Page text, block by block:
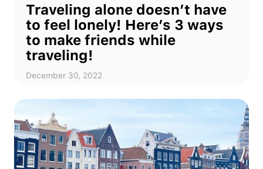
Traveling alone doesn’t have
to feel lonely! Here’s 3 ways
to make friends while
traveling!
December 30, 2022